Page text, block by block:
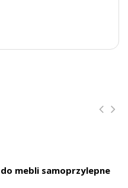
mebli samoprzylepne